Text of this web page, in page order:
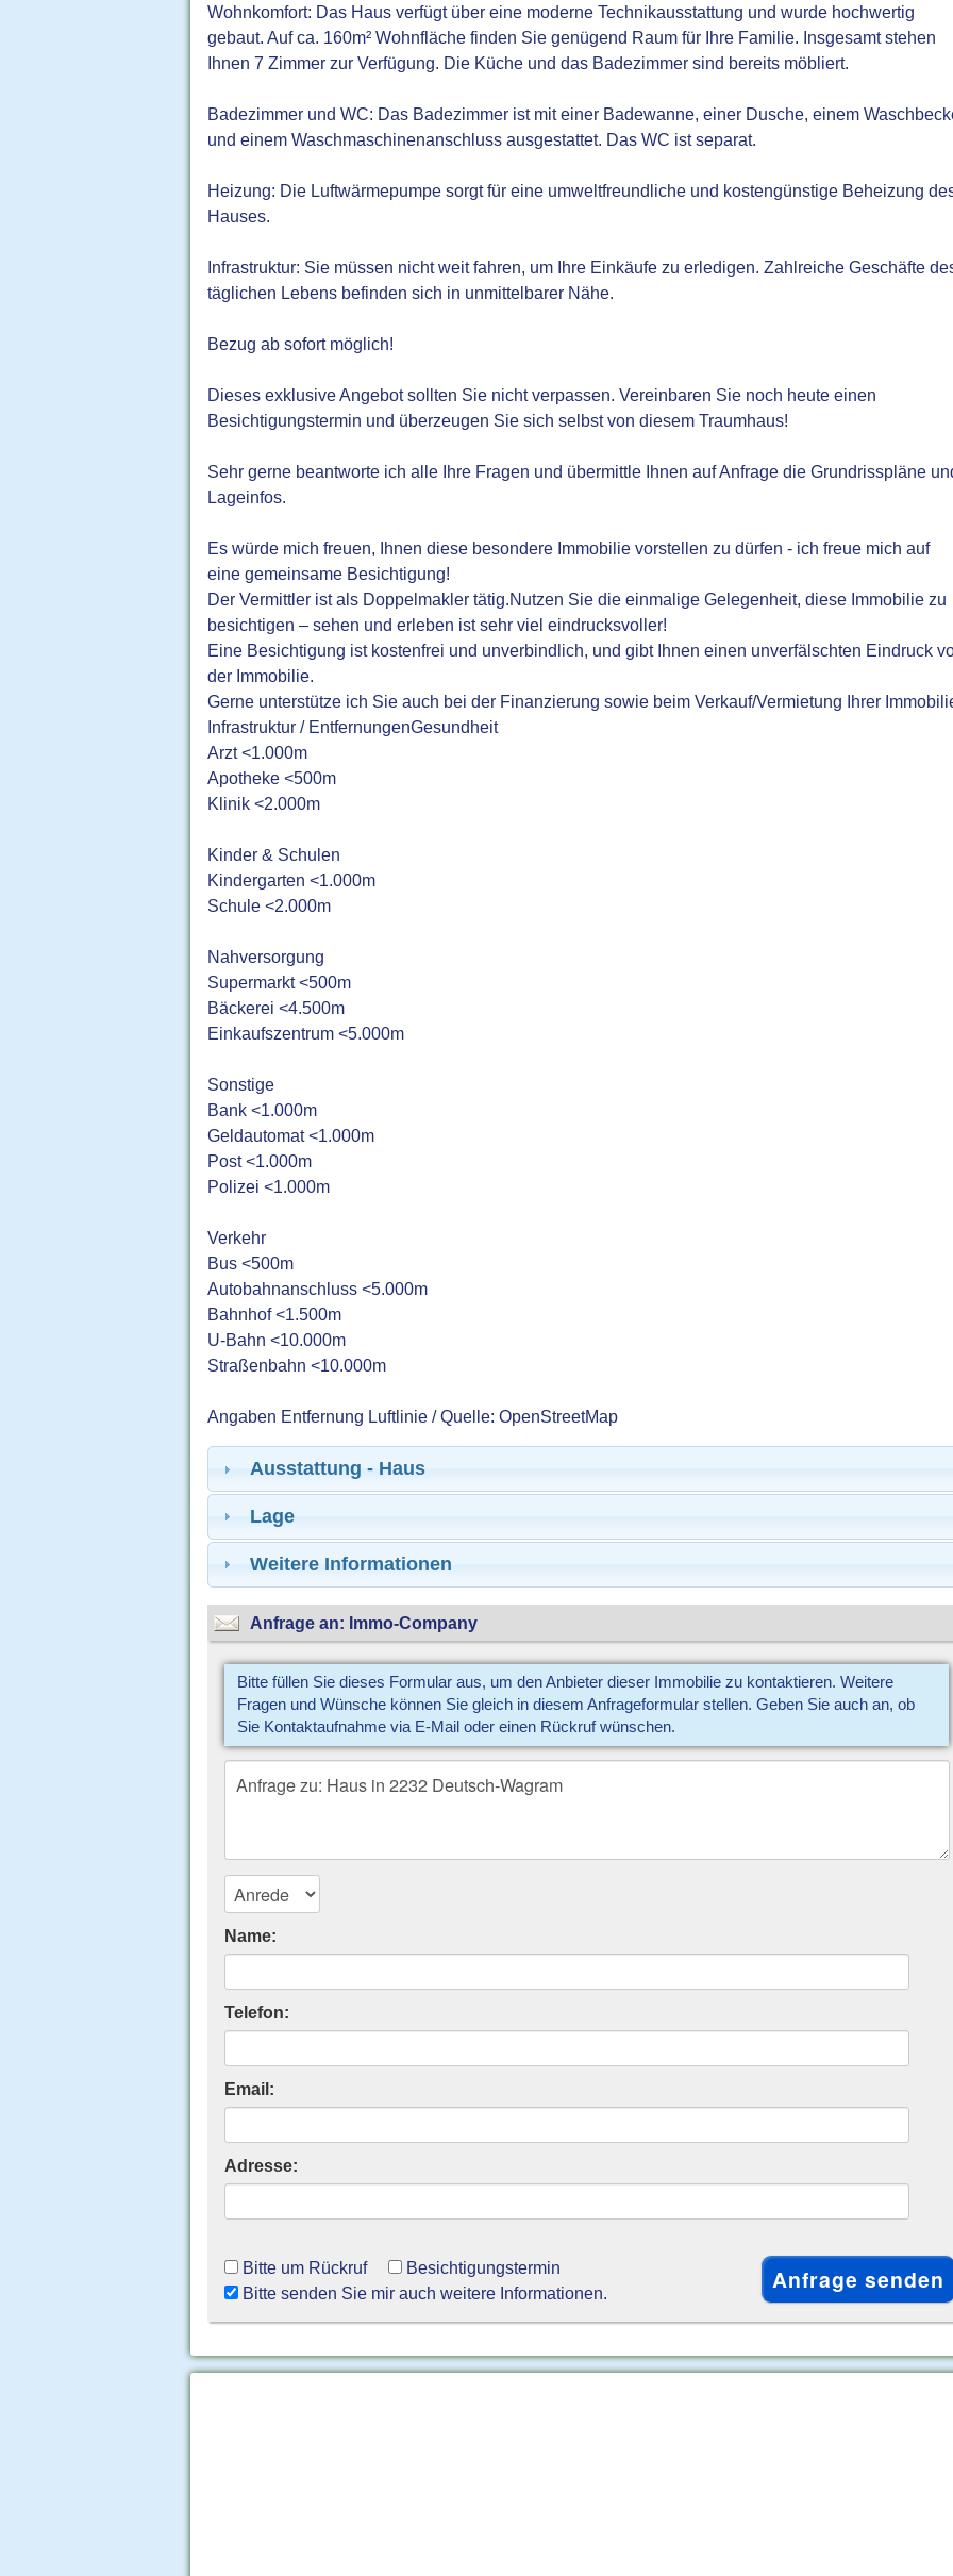
Wohnkomfort: Das Haus verfügt über eine moderne Technikausstattung und wurde hochwertig
gebaut. Auf ca. 160m² Wohnfläche finden Sie genügend Raum für Ihre Familie. Insgesamt stehen
Ihnen 7 Zimmer zur Verfügung. Die Küche und das Badezimmer sind bereits möbliert.
Badezimmer und WC: Das Badezimmer ist mit einer Badewanne, einer Dusche, einem
und einem Waschmaschinenanschluss ausgestattet. Das WC ist separat.
Heizung: Die Luftwärmepumpe sorgt für eine umweltfreundliche und kostengünstige Beheizung
Hauses.
Infrastruktur: Sie müssen nicht weit fahren, um Ihre Einkäufe zu erledigen. Zahlreiche Geschäfte
täglichen Lebens befinden sich in unmittelbarer Nähe.
Bezug ab sofort möglich!
Dieses exklusive Angebot sollten Sie nicht verpassen. Vereinbaren Sie noch heute einen
Besichtigungstermin und überzeugen Sie sich selbst von diesem Traumhaus!
Sehr gerne beantworte ich alle Ihre Fragen und übermittle Ihnen auf Anfrage die Grundrisspläne
Lageinfos.
Es würde mich freuen, Ihnen diese besondere Immobilie vorstellen zu dürfen - ich freue mich auf
eine gemeinsame Besichtigung!
Der Vermittler ist als Doppelmakler tätig.Nutzen Sie die einmalige Gelegenheit, diese Immobilie zu
besichtigen – sehen und erleben ist sehr viel eindrucksvoller!
Eine Besichtigung ist kostenfrei und unverbindlich, und gibt Ihnen einen unverfälschten Eindruck
der Immobilie.
Gerne unterstütze ich Sie auch bei der Finanzierung sowie beim Verkauf/Vermietung Ihrer
Infrastruktur / EntfernungenGesundheit
Arzt <1.000m
Apotheke <500m
Klinik <2.000m
Kinder & Schulen
Kindergarten <1.000m
Schule <2.000m
Nahversorgung
Supermarkt <500m
Bäckerei <4.500m
Einkaufszentrum <5.000m
Sonstige
Bank <1.000m
Geldautomat <1.000m
Post <1.000m
Polizei <1.000m
Verkehr
Bus <500m
Autobahnanschluss <5.000m
Bahnhof <1.500m
U-Bahn <10.000m
Straßenbahn <10.000m
Angaben Entfernung Luftlinie / Quelle: OpenStreetMap
Ausstattung - Haus
Lage
Weitere Informationen
Anfrage an: Immo-Company
Bitte füllen Sie dieses Formular aus, um den Anbieter dieser Immobilie zu kontaktieren. Weitere
Fragen und Wünsche können Sie gleich in diesem Anfrageformular stellen. Geben Sie auch an, ob
Sie Kontaktaufnahme via E-Mail oder einen Rückruf wünschen.
Name:
Telefon:
Email:
Adresse:
Bitte um Rückruf
Besichtigungstermin
Bitte senden Sie mir auch weitere Informationen.